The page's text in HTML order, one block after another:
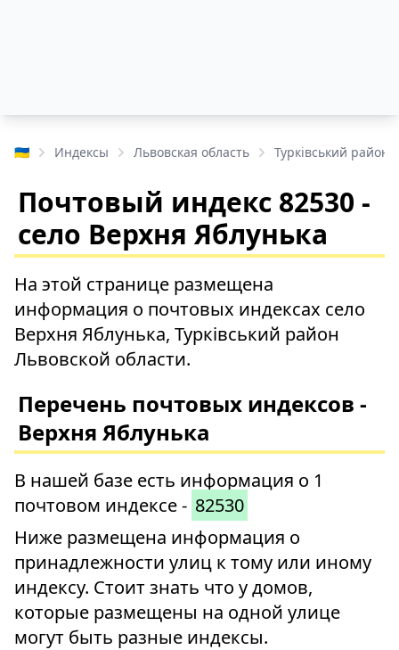
🇺🇦 Индексы Львовская область Турківський район
Почтовый индекс 82530 -
село Верхня Яблунька
На этой странице размещена
информация о почтовых индексах село
Верхня Яблунька, Турківський район
Львовской области.
Перечень почтовых индексов -
Верхня Яблунька
В нашей базе есть информация о 1
почтовом индексе - 82530
Ниже размещена информация о
принадлежности улиц к тому или иному
индексу. Стоит знать что у домов,
которые размещены на одной улице
могут быть разные индексы.